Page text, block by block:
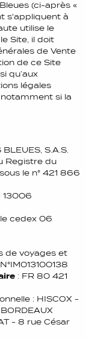
(ci-après «
s'appliquent à
utilise le
Site, il doit
de Vente
de ce Site
qu’aux
légales
si la
S.A.S.
Registre du
le n° 421 866
13006
cedex 06
de voyages et
: FR 80 421
: HISCOX -
- 8 rue César